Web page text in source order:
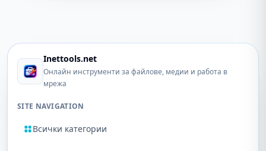
Inettools.net
Онлайн инструменти за файлове, медии и работа в
мрежа
SITE NAVIGATION
Всички категории